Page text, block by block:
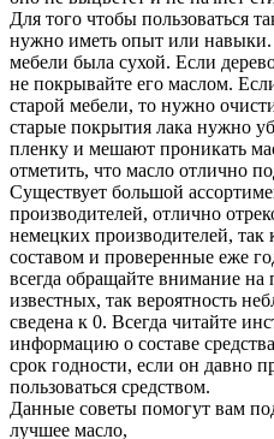
Для того чтобы пользоваться
нужно иметь опыт или
мебели была сухой. Если
не покрывайте его маслом.
старой мебели, то нужно
старые покрытия лака нужно
пленку и мешают проникать
отметить, что масло отлично
Существует большой
производителей, отлично
немецких производителей,
составом и проверенные еже
всегда обращайте внимание на
известных, так вероятность
сведена к 0. Всегда читайте
информацию о составе
срок годности, если он давно
пользоваться средством.
Данные советы помогут вам
лучшее масло,